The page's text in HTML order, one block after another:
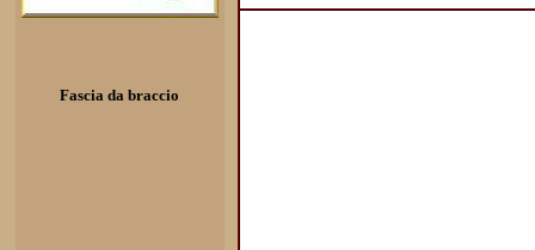
Fascia da braccio